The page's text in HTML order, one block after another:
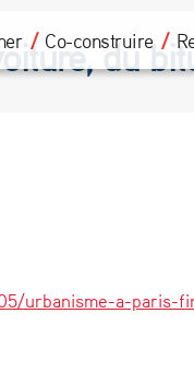
Co-construire
du
urbanisme-a-paris-